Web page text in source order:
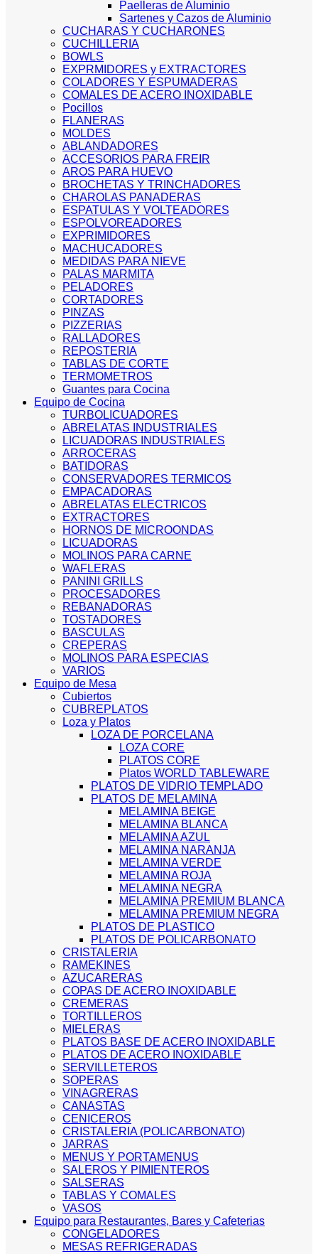
Paelleras de Aluminio
Sartenes y Cazos de Aluminio
CUCHARAS Y CUCHARONES
CUCHILLERIA
BOWLS
EXPRMIDORES y EXTRACTORES
COLADORES Y ESPUMADERAS
COMALES DE ACERO INOXIDABLE
Pocillos
FLANERAS
MOLDES
ABLANDADORES
ACCESORIOS PARA FREIR
AROS PARA HUEVO
BROCHETAS Y TRINCHADORES
CHAROLAS PANADERAS
ESPATULAS Y VOLTEADORES
ESPOLVOREADORES
EXPRIMIDORES
MACHUCADORES
MEDIDAS PARA NIEVE
PALAS MARMITA
PELADORES
CORTADORES
PINZAS
PIZZERIAS
RALLADORES
REPOSTERIA
TABLAS DE CORTE
TERMOMETROS
Guantes para Cocina
Equipo de Cocina
TURBOLICUADORES
ABRELATAS INDUSTRIALES
LICUADORAS INDUSTRIALES
ARROCERAS
BATIDORAS
CONSERVADORES TERMICOS
EMPACADORAS
ABRELATAS ELECTRICOS
EXTRACTORES
HORNOS DE MICROONDAS
LICUADORAS
MOLINOS PARA CARNE
WAFLERAS
PANINI GRILLS
PROCESADORES
REBANADORAS
TOSTADORES
BASCULAS
CREPERAS
MOLINOS PARA ESPECIAS
VARIOS
Equipo de Mesa
Cubiertos
CUBREPLATOS
Loza y Platos
LOZA DE PORCELANA
LOZA CORE
PLATOS CORE
Platos WORLD TABLEWARE
PLATOS DE VIDRIO TEMPLADO
PLATOS DE MELAMINA
MELAMINA BEIGE
MELAMINA BLANCA
MELAMINA AZUL
MELAMINA NARANJA
MELAMINA VERDE
MELAMINA ROJA
MELAMINA NEGRA
MELAMINA PREMIUM BLANCA
MELAMINA PREMIUM NEGRA
PLATOS DE PLASTICO
PLATOS DE POLICARBONATO
CRISTALERIA
RAMEKINES
AZUCARERAS
COPAS DE ACERO INOXIDABLE
CREMERAS
TORTILLEROS
MIELERAS
PLATOS BASE DE ACERO INOXIDABLE
PLATOS DE ACERO INOXIDABLE
SERVILLETEROS
SOPERAS
VINAGRERAS
CANASTAS
CENICEROS
CRISTALERIA (POLICARBONATO)
JARRAS
MENUS Y PORTAMENUS
SALEROS Y PIMIENTEROS
SALSERAS
TABLAS Y COMALES
VASOS
Equipo para Restaurantes, Bares y Cafeterias
CONGELADORES
MESAS REFRIGERADAS